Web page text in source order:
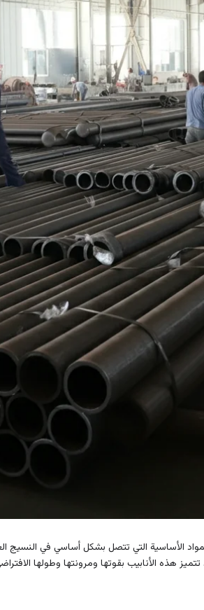
المواد الأساسية التي تتصل بشكل أساسي في
هذه الأنابيب بقوتها ومرونتها وطولها